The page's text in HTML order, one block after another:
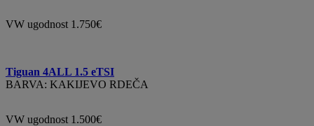
VW ugodnost 1.750€
Tiguan 4ALL 1.5 eTSI
BARVA: KAKIJEVO RDEČA
VW ugodnost 1.500€